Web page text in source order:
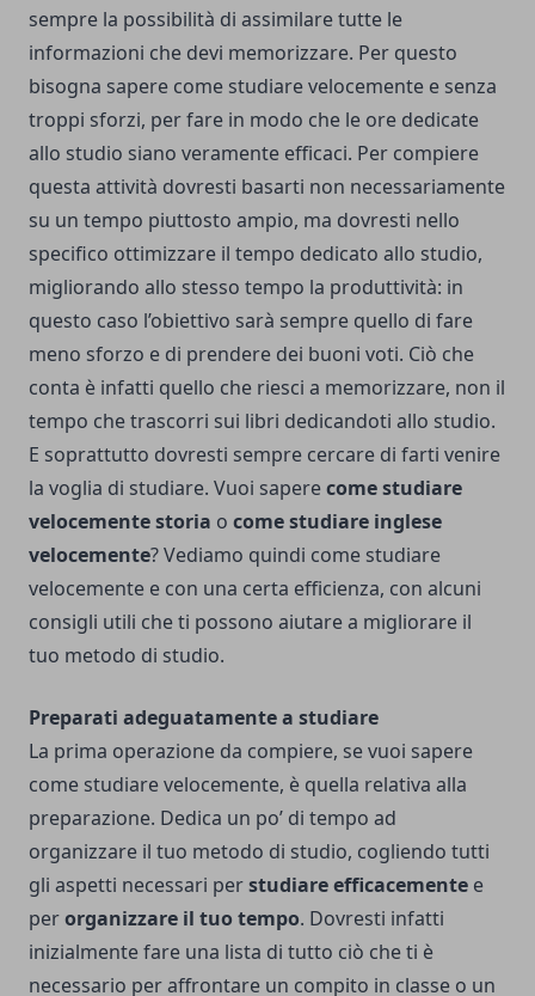
sempre la possibilità di assimilare tutte le
informazioni che devi memorizzare. Per questo
bisogna sapere come studiare velocemente e senza
troppi sforzi, per fare in modo che le ore dedicate
allo studio siano veramente efficaci. Per compiere
questa attività dovresti basarti non necessariamente
su un tempo piuttosto ampio, ma dovresti nello
specifico ottimizzare il tempo dedicato allo studio,
migliorando allo stesso tempo la produttività: in
questo caso l’obiettivo sarà sempre quello di fare
meno sforzo e di prendere dei buoni voti. Ciò che
conta è infatti quello che riesci a memorizzare, non il
tempo che trascorri sui libri dedicandoti allo studio.
E soprattutto dovresti sempre cercare di farti venire
la voglia di studiare. Vuoi saperecome studiare
velocemente storia o come studiare inglese
velocemente? Vediamo quindi come studiare
velocemente e con una certa efficienza, con alcuni
consigli utili che ti possono aiutare a migliorare il
tuo metodo di studio.
Preparati adeguatamente a studiare
La prima operazione da compiere, se vuoi sapere
come studiare velocemente, è quella relativa alla
preparazione. Dedica un po’ di tempo ad
organizzare il tuo metodo di studio, cogliendo tutti
gli aspetti necessari perstudiare efficacemente e
perorganizzare il tuo tempo. Dovresti infatti
inizialmente fare una lista di tutto ciò che ti è
necessario per affrontare un compito in classe o un